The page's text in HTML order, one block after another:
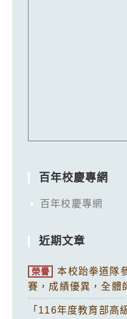
百年校慶專網
百年校慶專網
近期文章
榮譽
本校跆拳道隊
賽，成績優異，全體
「116年度教育部高